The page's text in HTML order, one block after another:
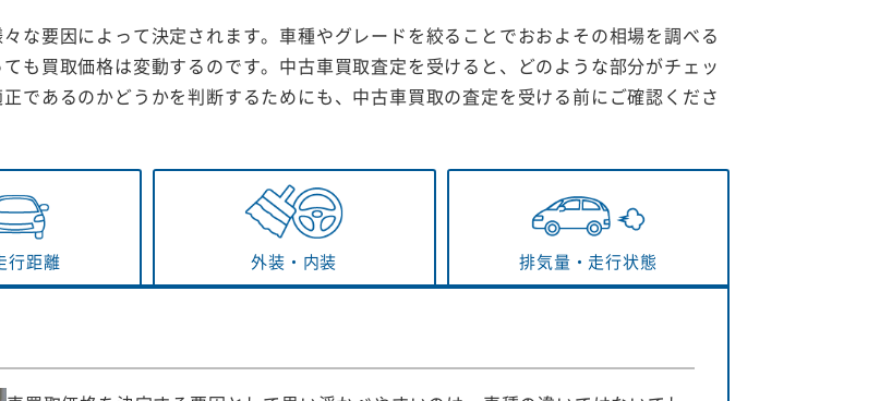
な要因によって決定されます。車種やグレードを絞ることでおおよその相場を調べる
も買取価格は変動するのです。中古車買取査定を受けると、どのような部分がチェッ
であるのかどうかを判断するためにも、中古車買取の査定を受ける前にご確認くださ
行距離 外装・ 内装 排気量・ 走行状態